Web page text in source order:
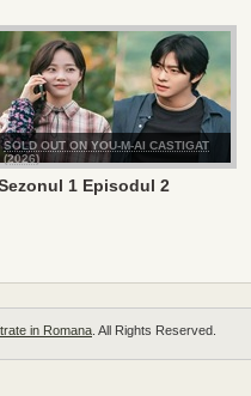
SOLD OUT ON YOU-M-AI CASTIGAT
(2026)
1 Episodul 2
in Romana . All Rights Reserved.